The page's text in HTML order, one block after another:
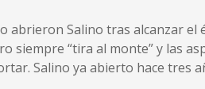
abrieron Salino tras alcanzar el
siempre “tira al monte” y las
Salino ya abierto hace tres